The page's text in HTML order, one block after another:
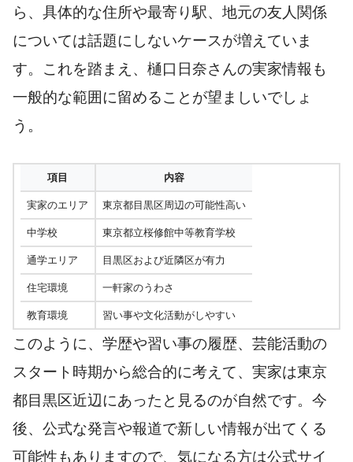
ら、具体的な住所や最寄り駅、地元の友人関係
については話題にしないケースが増えていま
す。これを踏まえ、樋口日奈さんの実家情報も
一般的な範囲に留めることが望ましいでしょ
う。
項目 内容
実家のエリア 東京都目黒区周辺の可能性高い
中学校 東京都立桜修館中等教育学校
通学エリア 目黒区および近隣区が有力
住宅環境 一軒家のうわさ
教育環境 習い事や文化活動がしやすい
このように、学歴や習い事の履歴、芸能活動の
スタート時期から総合的に考えて、実家は東京
都目黒区近辺にあったと見るのが自然です。今
後、公式な発言や報道で新しい情報が出てくる
可能性もありますので、気になる方は公式サイ